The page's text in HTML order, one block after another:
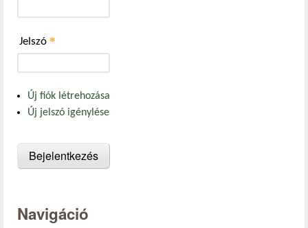
Jelszó *
Új fiók létrehozása
Új jelszó igénylése
Navigáció